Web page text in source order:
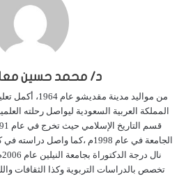
د/ محمد حسين
من مواليد مدينة
المملكة العربية السعودية ليواصل رحلته
الجامعة في عام 1998م ،كما
تخصص بالدراسات التربوية وكذا الثقافات